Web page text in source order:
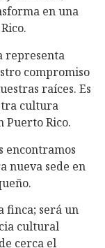
en una
representa
compromiso
raíces. Es
cultura
Rico.
encontramos
nueva sede en
finca; será un
cultural
cerca el